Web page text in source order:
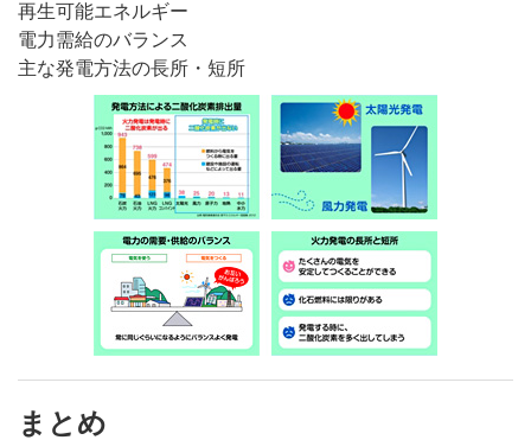
再生可能エネルギー
電力需給のバランス
主な発電方法の長所・短所
まとめ